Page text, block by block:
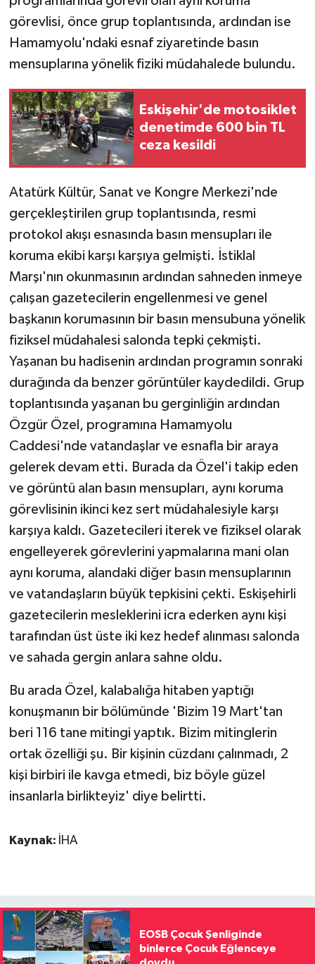
görevlisi, önce grup toplantısında, ardından ise
Hamamyolu'ndaki esnaf ziyaretinde basın
mensuplarına yönelik fiziki müdahalede bulundu.
Eskişehir'de motosiklet
denetimde 600 bin TL
ceza kesildi
Atatürk Kültür, Sanat ve Kongre Merkezi'nde
gerçekleştirilen grup toplantısında, resmi
protokol akışı esnasında basın mensupları ile
koruma ekibi karşı karşıya gelmişti. İstiklal
Marşı'nın okunmasının ardından sahneden inmeye
çalışan gazetecilerin engellenmesi ve genel
başkanın korumasının bir basın mensubuna yönelik
fiziksel müdahalesi salonda tepki çekmişti.
Yaşanan bu hadisenin ardından programın sonraki
durağında da benzer görüntüler kaydedildi. Grup
toplantısında yaşanan bu gerginliğin ardından
Özgür Özel, programına Hamamyolu
Caddesi'nde vatandaşlar ve esnafla bir araya
gelerek devam etti. Burada da Özel'i takip eden
ve görüntü alan basın mensupları, aynı koruma
görevlisinin ikinci kez sert müdahalesiyle karşı
karşıya kaldı. Gazetecileri iterek ve fiziksel olarak
engelleyerek görevlerini yapmalarına mani olan
aynı koruma, alandaki diğer basın mensuplarının
ve vatandaşların büyük tepkisini çekti. Eskişehirli
gazetecilerin mesleklerini icra ederken aynı kişi
tarafından üst üste iki kez hedef alınması salonda
ve sahada gergin anlara sahne oldu.
Bu arada Özel, kalabalığa hitaben yaptığı
konuşmanın bir bölümünde 'Bizim 19 Mart'tan
beri 116 tane mitingi yaptık. Bizim mitinglerin
ortak özelliği şu. Bir kişinin cüzdanı çalınmadı, 2
kişi birbiri ile kavga etmedi, biz böyle güzel
insanlarla birlikteyiz' diye belirtti.
Kaynak: İHA
EOSB Çocuk Şenliginde
binlerce Çocuk Eğlenceye